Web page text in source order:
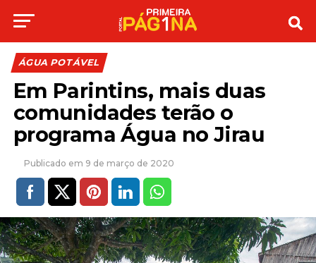
ÁGUA POTÁVEL
Em Parintins, mais duas
comunidades terão o
programa Água no Jirau
9 de março de 2020